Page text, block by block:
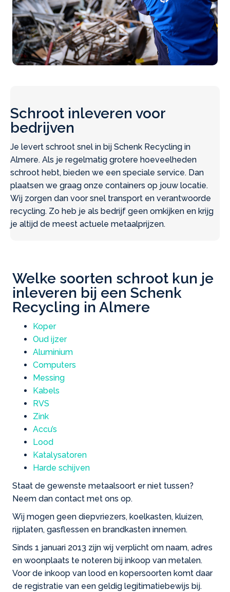
Schroot inleveren voor
bedrijven
Je levert schroot snel in bij Schenk Recycling in
Almere. Als je regelmatig grotere hoeveelheden
schroot hebt, bieden we een speciale service. Dan
plaatsen we graag onze containers op jouw locatie.
Wij zorgen dan voor snel transport en verantwoorde
recycling. Zo heb je als bedrijf geen omkijken en krijg
je altijd de meest actuele metaalprijzen.
Welke soorten schroot kun je
inleveren bij een Schenk
Recycling in Almere
Koper
Oud ijzer
Aluminium
Computers
Messing
Kabels
RVS
Zink
Accu’s
Lood
Katalysatoren
Harde schijven
Staat de gewenste metaalsoort er niet tussen?
Neem dan contact met ons op.
Wij mogen geen diepvriezers, koelkasten, kluizen,
rijplaten, gasflessen en brandkasten innemen.
Sinds 1 januari 2013 zijn wij verplicht om naam, adres
en woonplaats te noteren bij inkoop van metalen.
Voor de inkoop van lood en kopersoorten komt daar
de registratie van een geldig legitimatiebewijs bij.